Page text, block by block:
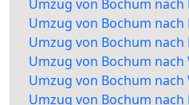
Umzug von Bochum nach
Umzug von Bochum
Umzug von Bochum nach
Umzug von Bochum nach
Umzug von Bochum nach
Umzug von Bochum nach